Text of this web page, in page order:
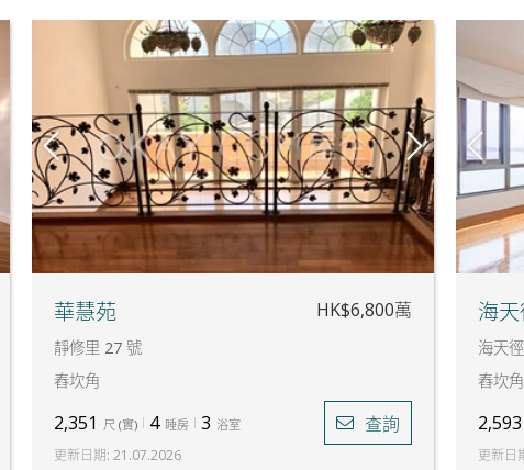
華慧苑
靜修里 27 號
舂坎角
HK$6,800萬
2,351 尺 (實) 4 睡房 3 浴室 查詢
更新日期: 21.07.2026
海天
海天
舂坎角
2,593
更新日